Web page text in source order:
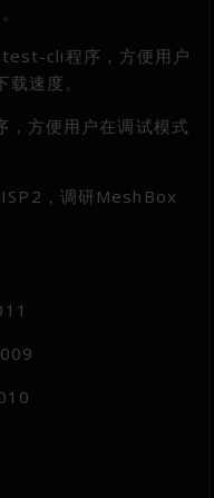
cli程序，方便用户
速度。
方便用户在调试模式
，调研MeshBox